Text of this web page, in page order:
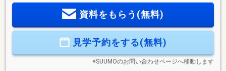
なし。忙しい人ほどハマる間取り・“広すぎない”が正解。現実
的に住みやすい一邸・立地で選ぶ人が最後に行き着く、秦南
資料をもらう(無料)
見学予約をする(無料)
※SUUMOのお問い合わせページへ移動します